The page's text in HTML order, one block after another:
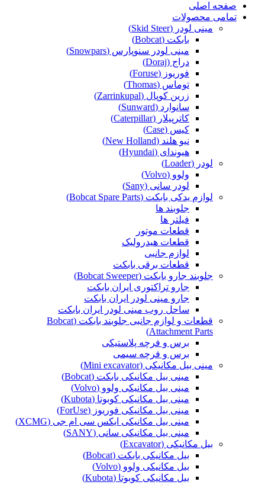
صفحه اصلی
تمامی محصولات
مینی لودر (Skid Steer)
بابکت (Bobcat)
مینی لودر سنوپارس (Snowpars)
دراج (Doraj)
فوریوز (Foruse)
توماس (Thomas)
زرین کوپال (Zarrinkupal)
سانوارد (Sunward)
کاترپیلار (Caterpillar)
کیس (Case)
نیو هلند (New Holland)
هیوندای (Hyundai)
لودر (Loader)
ولوو (Volvo)
لودر سانی (Sany)
لوازم یدکی بابکت (Bobcat Spare Parts)
جلوبند ها
فیلتر ها
قطعات موتور
قطعات هیدرولیک
لوازم جانبی
قطعات برقی بابکت
جلوبند جارو بابکت (Bobcat Sweeper)
جارو تراکتوری ایران بابکت
جارو مینی لودر ایران بابکت
ساحل روب مینی لودر ایران بابکت
قطعات و لوازم جانبی جلوبند بابکت (Bobcat
Attachment Parts)
برس و فرچه پلاستیکی
برس و فرچه سیمی
مینی بیل مکانیکی (Mini excavator)
مینی بیل مکانیکی بابکت (Bobcat)
مینی بیل مکانیکی ولوو (Volvo)
مینی بیل مکانیکی کوبوتا (Kubota)
مینی بیل مکانیکی فوریوز (ForUse)
مینی بیل مکانیکی ایکس سی ام جی (XCMG)
مینی بیل مکانیکی سانی (SANY)
بیل مکانیکی (Excavator)
بیل مکانیکی بابکت (Bobcat)
بیل مکانیکی ولوو (Volvo)
بیل مکانیکی کوبوتا (Kubota)